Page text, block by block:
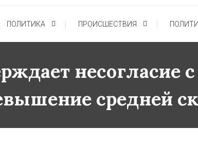
ПОЛИТИКА ПРОИСШЕСТВИЯ
несогласие
средней